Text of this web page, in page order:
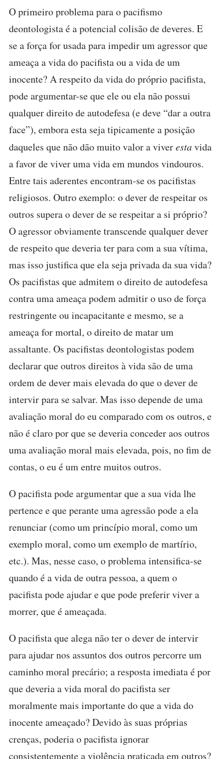
O primeiro problema para o pacifismo
deontologista é a potencial colisão de deveres. E
se a força for usada para impedir um agressor que
ameaça a vida do pacifista ou a vida de um
inocente? A respeito da vida do próprio pacifista,
pode argumentar-se que ele ou ela não possui
qualquer direito de autodefesa (e deve “dar a outra
face”), embora esta seja tipicamente a posição
daqueles que não dão muito valor a viverestavida
a favor de viver uma vida em mundos vindouros.
Entre tais aderentes encontram-se os pacifistas
religiosos. Outro exemplo: o dever de respeitar os
outros supera o dever de se respeitar a si próprio?
O agressor obviamente transcende qualquer dever
de respeito que deveria ter para com a sua vítima,
mas isso justifica que ela seja privada da sua vida?
Os pacifistas que admitem o direito de autodefesa
contra uma ameaça podem admitir o uso de força
restringente ou incapacitante e mesmo, se a
ameaça for mortal, o direito de matar um
assaltante. Os pacifistas deontologistas podem
declarar que outros direitos à vida são de uma
ordem de dever mais elevada do que o dever de
intervir para se salvar. Mas isso depende de uma
avaliação moral do eu comparado com os outros, e
não é claro por que se deveria conceder aos outros
uma avaliação moral mais elevada, pois, no fim de
contas, o eu é um entre muitos outros.
O pacifista pode argumentar que a sua vida lhe
pertence e que perante uma agressão pode a ela
renunciar (como um princípio moral, como um
exemplo moral, como um exemplo de martírio,
etc.). Mas, nesse caso, o problema intensifica-se
quando é a vida de outra pessoa, a quem o
pacifista pode ajudar e que pode preferir viver a
morrer, que é ameaçada.
O pacifista que alega não ter o dever de intervir
para ajudar nos assuntos dos outros percorre um
caminho moral precário; a resposta imediata é por
que deveria a vida moral do pacifista ser
moralmente mais importante do que a vida do
inocente ameaçado? Devido às suas próprias
crenças, poderia o pacifista ignorar
consistentemente a violência praticada em outros?